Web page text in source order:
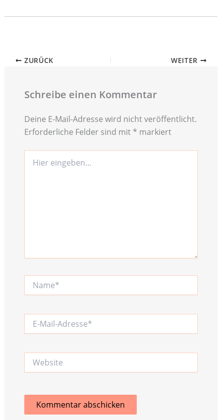
ZURÜCK WEITER
Schreibe einen Kommentar
Deine E-Mail-Adresse wird nicht veröffentlicht.
Erforderliche Felder sind mit * markiert
eingeben…
Mail-
Website